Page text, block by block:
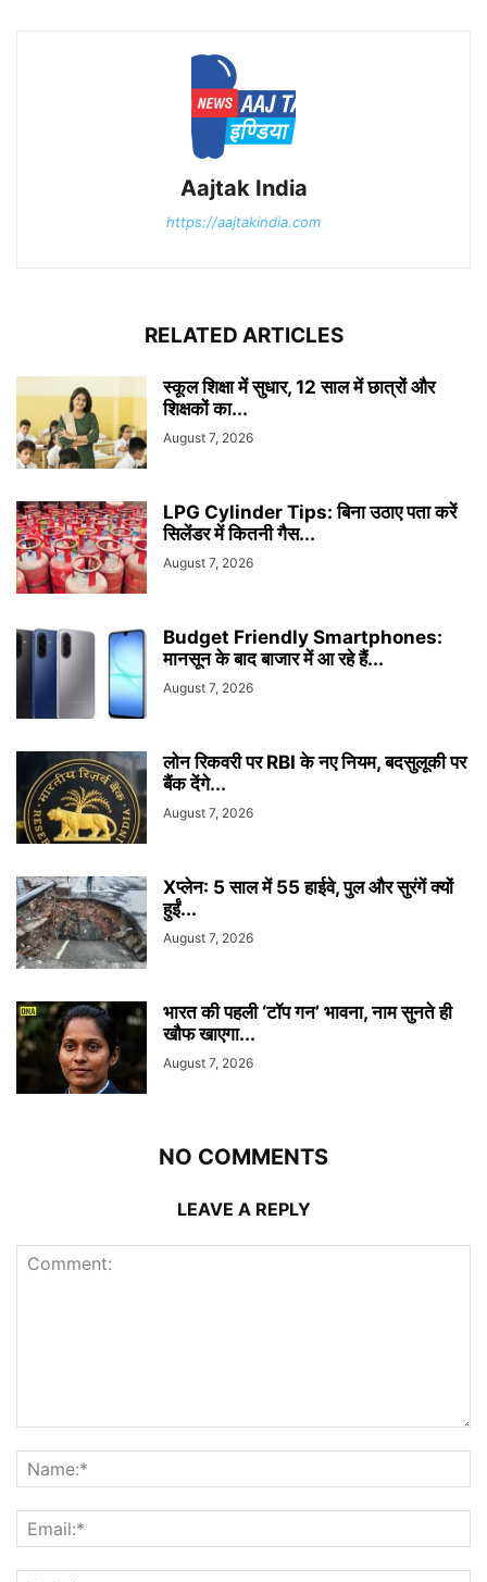
Aajtak India
https://aajtakindia.com
RELATED ARTICLES
स्कूल शिक्षा में सुधार, 12 साल में छात्रों और
शिक्षकों का...
August 7, 2026
LPG Cylinder Tips: बिना उठाए पता करें
सिलेंडर में कितनी गैस...
August 7, 2026
Budget Friendly Smartphones:
मानसून के बाद बाजार में आ रहे हैं...
August 7, 2026
लोन रिकवरी पर RBI के नए नियम, बदसुलूकी पर
बैंक देंगे...
August 7, 2026
Xप्लेन: 5 साल में 55 हाईवे, पुल और सुरंगें क्यों
हुईं...
August 7, 2026
भारत की पहली ‘टॉप गन’ भावना, नाम सुनते ही
खौफ खाएगा...
August 7, 2026
NO COMMENTS
LEAVE A REPLY